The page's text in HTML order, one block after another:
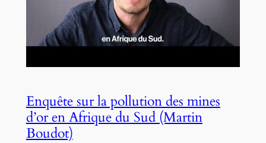
Enquête sur la pollution des mines
d’or en Afrique du Sud (Martin
Boudot)